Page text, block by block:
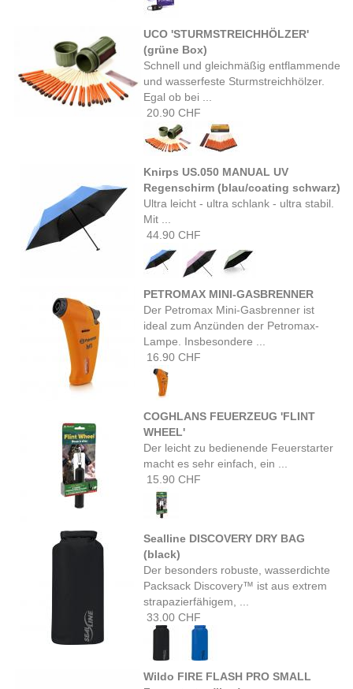
UCO 'STURMSTREICHHÖLZER'
(grüne Box)
Schnell und gleichmäßig entflammende
und wasserfeste Sturmstreichhölzer.
Egal ob bei ...
20.90 CHF
Knirps US.050 MANUAL UV
Regenschirm (blau/coating schwarz)
Ultra leicht - ultra schlank - ultra stabil.
Mit ...
44.90 CHF
PETROMAX MINI-GASBRENNER
Der Petromax Mini-Gasbrenner ist
ideal zum Anzünden der Petromax-
Lampe. Insbesondere ...
16.90 CHF
COGHLANS FEUERZEUG 'FLINT
WHEEL'
Der leicht zu bedienende Feuerstarter
macht es sehr einfach, ein ...
15.90 CHF
Sealline DISCOVERY DRY BAG
(black)
Der besonders robuste, wasserdichte
Packsack Discovery™ ist aus extrem
strapazierfähigem, ...
33.00 CHF
Wildo FIRE FLASH PRO SMALL